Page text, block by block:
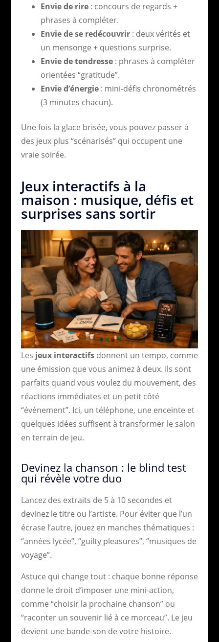
Envie de rire: concours de regards +
phrases à compléter.
Envie de se redécouvrir: deux vérités et
un mensonge + questions surprise.
Envie de tendresse: phrases à compléter
orientées “gratitude”.
Envie d’énergie: mini-défis chronométrés
(3 minutes chacun).
Une fois la glace brisée, vous pouvez passer à
des jeux plus “scénarisés” qui occupent une
vraie soirée.
Jeux interactifs à la
maison : musique, défis et
surprises sans sortir
Les jeux interactifsdonnent un tempo, comme
une émission que vous animez à deux. Ils sont
parfaits quand vous voulez du mouvement, des
réactions immédiates et un petit côté
“événement”. Ici, un téléphone, une enceinte et
quelques idées suffisent à transformer le salon
en terrain de jeu.
Devinez la chanson : le blind test
qui révèle votre duo
Lancez des extraits de 5 à 10 secondes et
devinez le titre ou l’artiste. Pour éviter que l’un
écrase l’autre, jouez en manches thématiques :
“années lycée”, “guilty pleasures”, “musiques de
voyage”.
Astuce qui change tout : chaque bonne réponse
donne le droit d’imposer une mini-action,
comme “choisir la prochaine chanson” ou
“raconter un souvenir lié à ce morceau”. Le jeu
devient une bande-son de votre histoire.